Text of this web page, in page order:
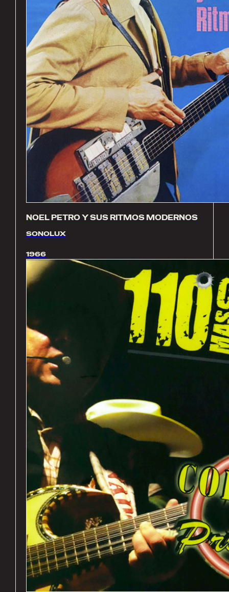
NOEL PETRO Y SUS RITMOS MODERNOS
SONOLUX
1966